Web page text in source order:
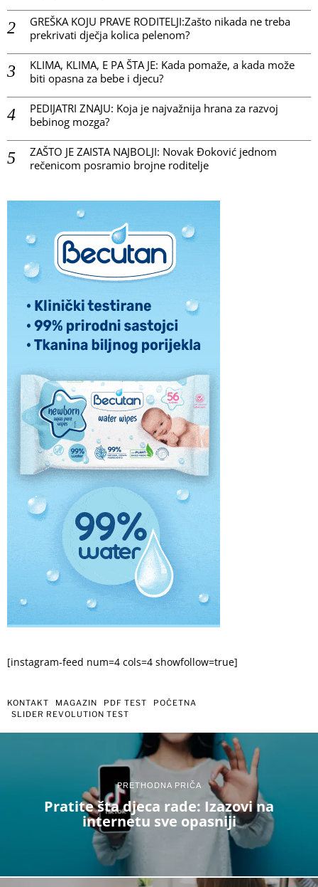
GREŠKA KOJU PRAVE RODITELJI:Zašto nikada ne treba
prekrivati dječja kolica pelenom?
KLIMA, KLIMA, E PA ŠTA JE: Kada pomaže, a kada može
biti opasna za bebe i djecu?
PEDIJATRI ZNAJU: Koja je najvažnija hrana za razvoj
bebinog mozga?
ZAŠTO JE ZAISTA NAJBOLJI: Novak Đoković jednom
rečenicom posramio brojne roditelje
[instagram-feed num=4 cols=4 showfollow=true]
KONTAKT MAGAZIN PDF TEST
POČETNA
SLIDER REVOLUTION TEST
PRETHODNA PRIČA
Pratite šta djeca rade: Izazovi na
internetu sve opasniji